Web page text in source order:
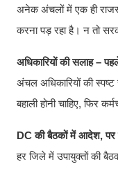
अनेक अंचलों में एक ही
करना पड़ रहा है। न तो
अधिकारियों की सलाह –
अंचल अधिकारियों की स्पष्ट
बहाली होनी चाहिए, फिर
DC की बैठकों में आदेश, पर
हर जिले में उपायुक्तों की